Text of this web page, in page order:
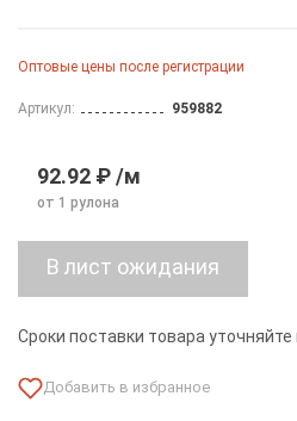
Оптовые цены после регистрации
Артикул: 959882
92.92 ₽ /м
от 1 рулона
Сроки поставки товара